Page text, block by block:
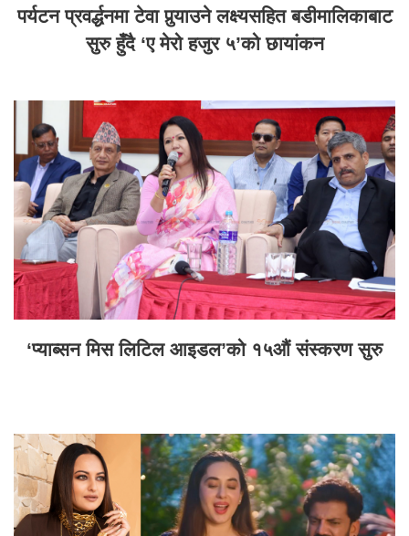
पर्यटन प्रवर्द्धनमा टेवा पुर्‍याउने लक्ष्यसहित बडीमालिकाबाट
सुरु हुँदै ‘ए मेरो हजुर ५’को छायांकन
‘प्याब्सन मिस लिटिल आइडल’को १५औं संस्करण सुरु